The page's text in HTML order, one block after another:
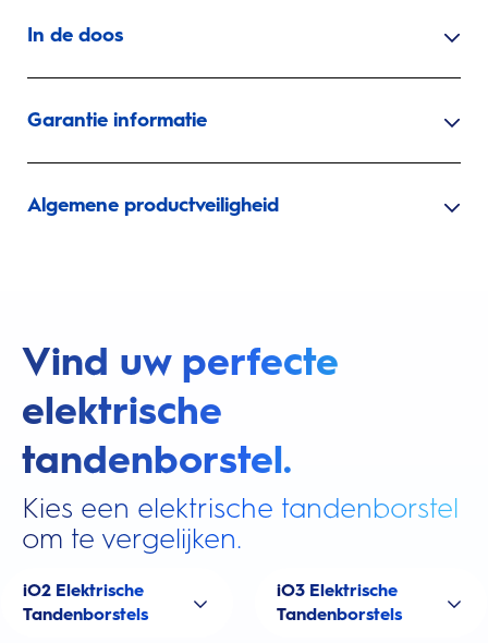
In de doos
Garantie informatie
Algemene productveiligheid
Vind uw perfecte
elektrische
tandenborstel.
Kies een elektrische tandenborstel
om te vergelijken.
iO2 Elektrische
Tandenborstels
iO3 Elektrische
Tandenborstels